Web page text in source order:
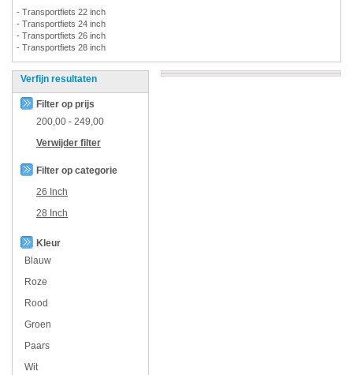
- Transportfiets 22 inch
- Transportfiets 24 inch
- Transportfiets 26 inch
- Transportfiets 28 inch
Verfijn resultaten
Filter op prijs
200,00 - 249,00
Verwijder filter
Filter op categorie
26 Inch
28 Inch
Kleur
Blauw
Roze
Rood
Groen
Paars
Wit